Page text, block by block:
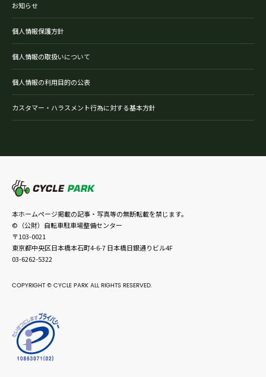
お知らせ
個人情報保護方針
個人情報の取扱いについて
個人情報の利用目的の公表
カスタマー・ハラスメント行為に対する基本方針
本ホームページ掲載の記事・写真等の無断転載を禁じます。
©（公財）自転車駐車場整備センター
〒103-0021
東京都中央区日本橋本石町4-6-7 日本橋日銀通りビル4F
03-6262-5322
COPYRIGHT © CYCLE PARK ALL RIGHTS RESERVED.